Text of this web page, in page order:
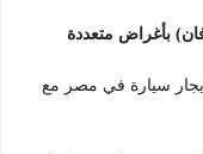
ايجار سيارة في مصر مع